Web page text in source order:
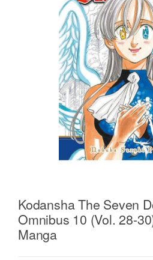
Kodansha The Seven
Omnibus 10 (Vol. 28-
Manga